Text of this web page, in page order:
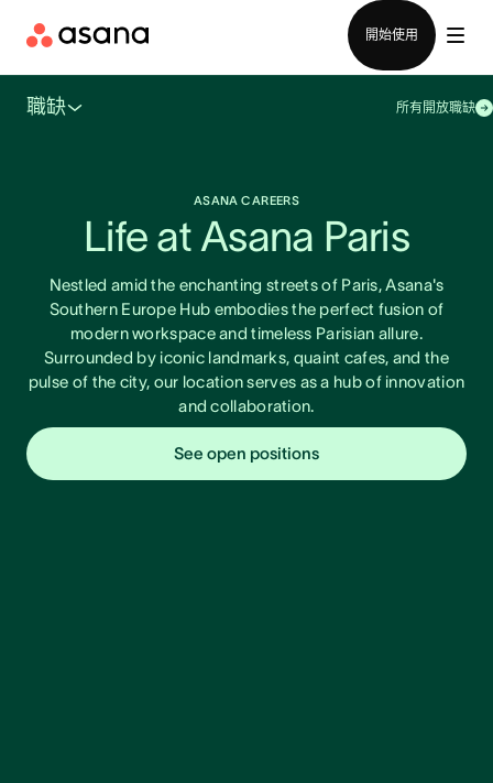
開始使用
職缺 所有開放職缺
ASANA CAREERS
Life at Asana Paris
Nestled amid the enchanting streets of Paris, Asana's
Southern Europe Hub embodies the perfect fusion of
modern workspace and timeless Parisian allure.
Surrounded by iconic landmarks, quaint cafes, and the
pulse of the city, our location serves as a hub of innovation
and collaboration.
See open positions